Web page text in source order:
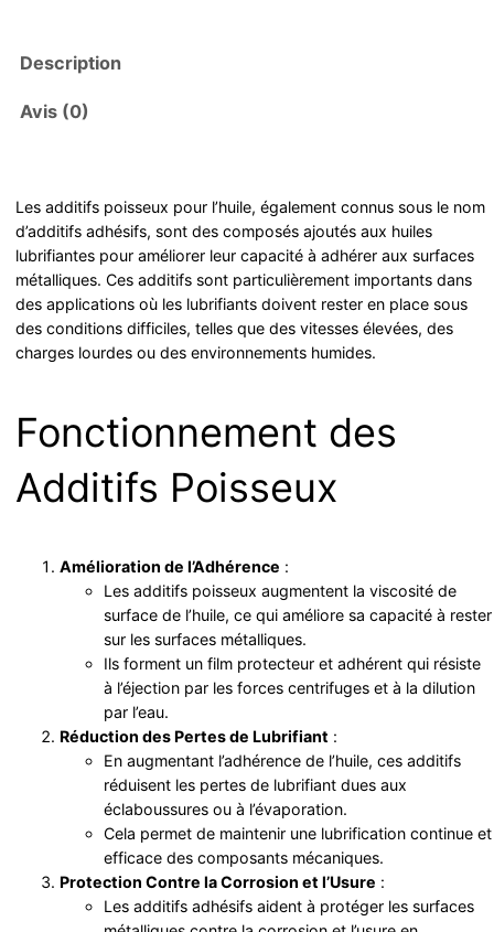
Description
Avis (0)
Les additifs poisseux pour l’huile, également connus sous le nom
d’additifs adhésifs, sont des composés ajoutés aux huiles
lubrifiantes pour améliorer leur capacité à adhérer aux surfaces
métalliques. Ces additifs sont particulièrement importants dans
des applications où les lubrifiants doivent rester en place sous
des conditions difficiles, telles que des vitesses élevées, des
charges lourdes ou des environnements humides.
Fonctionnement des
Additifs Poisseux
Amélioration de l’Adhérence :
Les additifs poisseux augmentent la viscosité de
surface de l’huile, ce qui améliore sa capacité à rester
sur les surfaces métalliques.
Ils forment un film protecteur et adhérent qui résiste
à l’éjection par les forces centrifuges et à la dilution
par l’eau.
Réduction des Pertes de Lubrifiant :
En augmentant l’adhérence de l’huile, ces additifs
réduisent les pertes de lubrifiant dues aux
éclaboussures ou à l’évaporation.
Cela permet de maintenir une lubrification continue et
efficace des composants mécaniques.
Protection Contre la Corrosion et l’Usure :
Les additifs adhésifs aident à protéger les surfaces